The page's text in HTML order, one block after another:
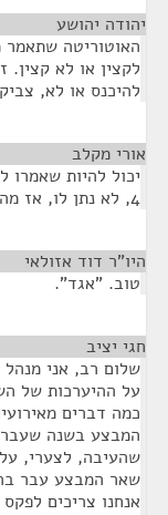
יהודה יהושע
האוטוריטה שתאמר
לקצין או לא קצין.
להיכנס או לא,
אורי מקלב
יכול להיות שאמרו
4, לא נתן לו, אז מה יעזור?
היו"ר דוד אזולאי
טוב. "אגד".
חגי יציב
שלום רב, אני
על ההיערכות של
כמה דברים
שאר המבצע עבר
אנחנו צריכים